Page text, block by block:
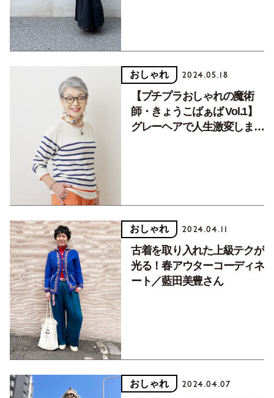
おしゃれ 2024.05.18
【プチプラおしゃれの魔術
師・きょうこばぁば Vol.1】
グレーヘアで人生激変しまし
おしゃれ 2024.04.11
古着を取り入れた上級テクが
光る！春アウターコーディネ
ート／藍田美豊さん
おしゃれ 2024.04.07